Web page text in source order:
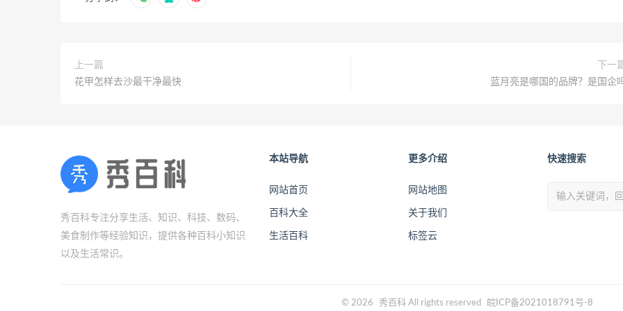
上一篇
花甲怎样去沙最干净最快
下一
蓝月亮是哪国的品牌？是国企
秀百科专注分享生活、知识、科技、数码、
美食制作等经验知识，提供各种百科小知识
以及生活常识。
本站导航
网站首页
百科大全
生活百科
更多介绍
网站地图
关于我们
标签云
快速搜索
© 2026 秀百科 All rights reserved 皖ICP备2021018791号-8